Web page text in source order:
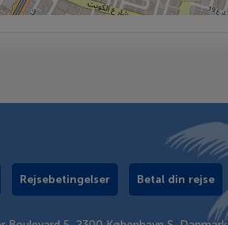
Rejsebetingelser Betal din rejse